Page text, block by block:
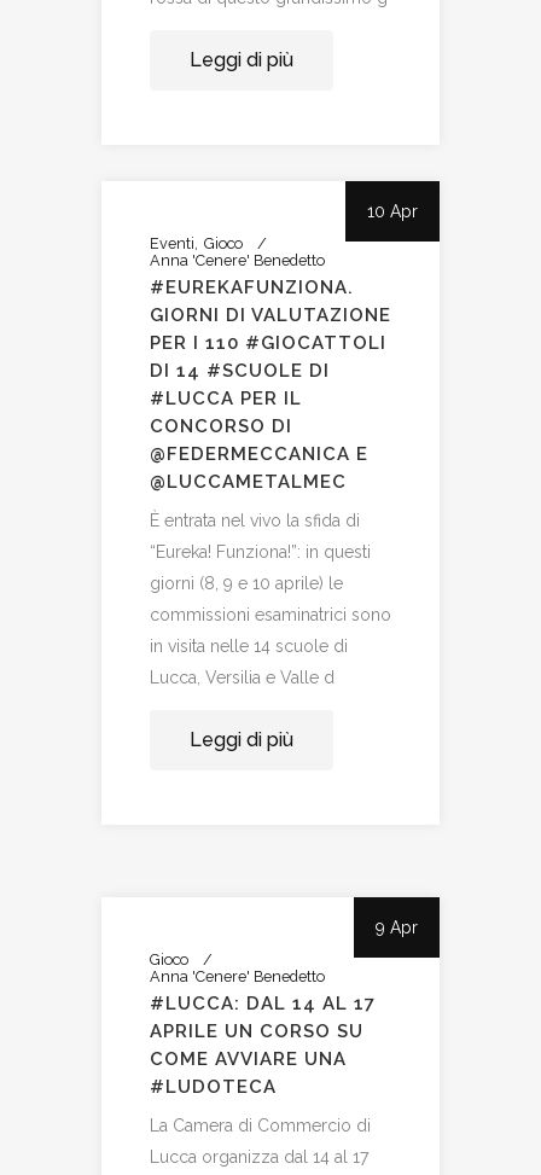
Leggi di più
10 Apr
Eventi Gioco
Anna 'Cenere' Benedetto
#EUREKAFUNZIONA.
GIORNI DI VALUTAZIONE
PER I 110 #GIOCATTOLI
DI 14 #SCUOLE DI
#LUCCA PER IL
CONCORSO DI
@FEDERMECCANICA E
@LUCCAMETALMEC
È entrata nel vivo la sfida di
“Eureka! Funziona!”: in questi
giorni (8, 9 e 10 aprile) le
commissioni esaminatrici sono
in visita nelle 14 scuole di
Lucca, Versilia e Valle d
Leggi di più
9 Apr
Gioco
Anna 'Cenere' Benedetto
#LUCCA: DAL 14 AL 17
APRILE UN CORSO SU
COME AVVIARE UNA
#LUDOTECA
La Camera di Commercio di
Lucca organizza dal 14 al 17